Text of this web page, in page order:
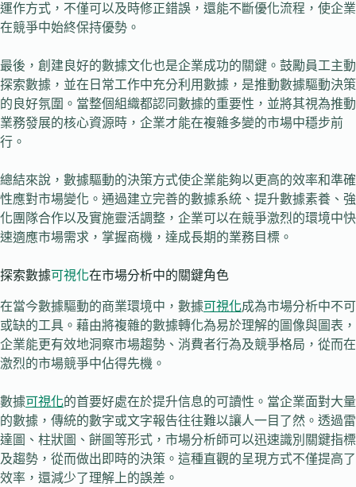
運作方式，不僅可以及時修正錯誤，還能不斷優化流程，使企業
在競爭中始終保持優勢。
最後，創建良好的數據文化也是企業成功的關鍵。鼓勵員工主動
探索數據，並在日常工作中充分利用數據，是推動數據驅動決策
的良好氛圍。當整個組織都認同數據的重要性，並將其視為推動
業務發展的核心資源時，企業才能在複雜多變的市場中穩步前
行。
總結來說，數據驅動的決策方式使企業能夠以更高的效率和準確
性應對市場變化。通過建立完善的數據系統、提升數據素養、強
化團隊合作以及實施靈活調整，企業可以在競爭激烈的環境中快
速適應市場需求，掌握商機，達成長期的業務目標。
探索數據可視化在市場分析中的關鍵角色
在當今數據驅動的商業環境中，數據可視化成為市場分析中不可
或缺的工具。藉由將複雜的數據轉化為易於理解的圖像與圖表，
企業能更有效地洞察市場趨勢、消費者行為及競爭格局，從而在
激烈的市場競爭中佔得先機。
數據可視化的首要好處在於提升信息的可讀性。當企業面對大量
的數據，傳統的數字或文字報告往往難以讓人一目了然。透過雷
達圖、柱狀圖、餅圖等形式，市場分析師可以迅速識別關鍵指標
及趨勢，從而做出即時的決策。這種直觀的呈現方式不僅提高了
效率，還減少了理解上的誤差。